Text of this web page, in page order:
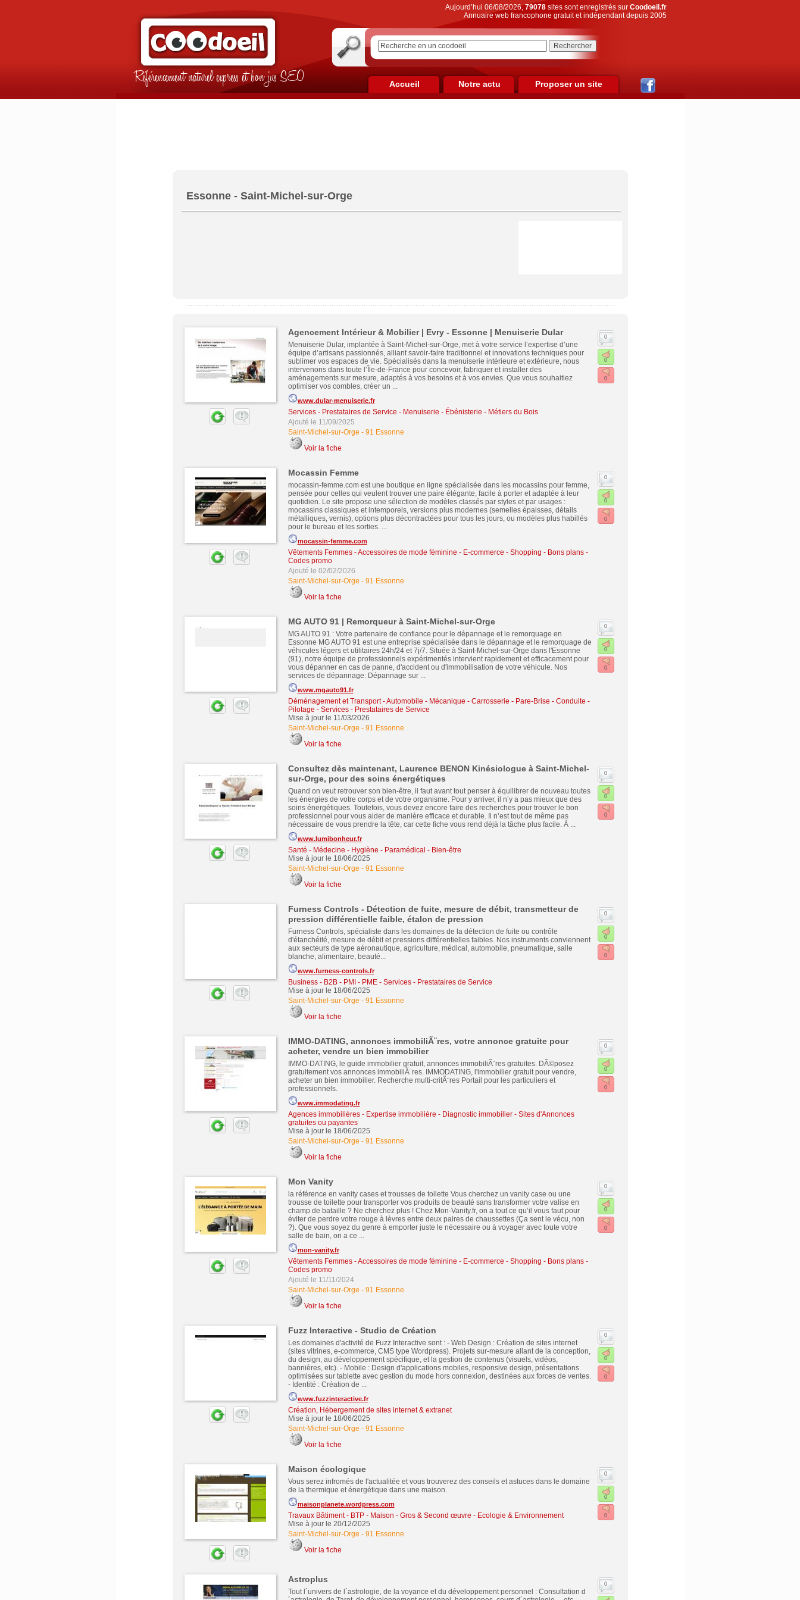
Référencement naturel express et bon jus SEO
Aujourd’hui 06/08/2026,79078sites sont enregistrés sur Coodoeil.fr
Annuaire web francophone gratuit et indépendant depuis 2005
Accueil Notre actu Proposer un site
Essonne - Saint-Michel-sur-Orge
Agencement Intérieur & Mobilier | Evry - Essonne | Menuiserie Dular
Menuiserie Dular, implantée à Saint-Michel-sur-Orge, met à votre service l’expertise d’une
équipe d’artisans passionnés, alliant savoir-faire traditionnel et innovations techniques pour
sublimer vos espaces de vie. Spécialisés dans la menuiserie intérieure et extérieure, nous
intervenons dans toute l’Île-de-France pour concevoir, fabriquer et installer des
aménagements sur mesure, adaptés à vos besoins et à vos envies. Que vous souhaitiez
optimiser vos combles, créer un ...
www.dular-menuiserie.fr
Services - Prestataires de Service - Menuiserie - Ébénisterie - Métiers du Bois
Ajouté le 11/09/2025
Saint-Michel-sur-Orge - 91 Essonne
Voir la fiche
0
0
0
Mocassin Femme
mocassin-femme.com est une boutique en ligne spécialisée dans les mocassins pour femme,
pensée pour celles qui veulent trouver une paire élégante, facile à porter et adaptée à leur
quotidien. Le site propose une sélection de modèles classés par styles et par usages :
mocassins classiques et intemporels, versions plus modernes (semelles épaisses, détails
métalliques, vernis), options plus décontractées pour tous les jours, ou modèles plus habillés
pour le bureau et les sorties. ...
mocassin-femme.com
Vêtements Femmes - Accessoires de mode féminine - E-commerce - Shopping - Bons plans -
Codes promo
Ajouté le 02/02/2026
Saint-Michel-sur-Orge - 91 Essonne
Voir la fiche
0
0
0
MG AUTO 91 | Remorqueur à Saint-Michel-sur-Orge
MG AUTO 91 : Votre partenaire de confiance pour le dépannage et le remorquage en
Essonne MG AUTO 91 est une entreprise spécialisée dans le dépannage et le remorquage de
véhicules légers et utilitaires 24h/24 et 7j/7. Située à Saint-Michel-sur-Orge dans l'Essonne
(91), notre équipe de professionnels expérimentés intervient rapidement et efficacement pour
vous dépanner en cas de panne, d'accident ou d'immobilisation de votre véhicule. Nos
services de dépannage: Dépannage sur ...
www.mgauto91.fr
Déménagement et Transport-Automobile - Mécanique - Carrosserie - Pare-Brise - Conduite -
Pilotage - Services - Prestataires de Service
Mise à jour le 11/03/2026
Saint-Michel-sur-Orge - 91 Essonne
Voir la fiche
0
0
0
Consultez dès maintenant, Laurence BENON Kinésiologue à Saint-Michel-
sur-Orge, pour des soins énergétiques
Quand on veut retrouver son bien-être, il faut avant tout penser à équilibrer de nouveau toutes
les énergies de votre corps et de votre organisme. Pour y arriver, il n’y a pas mieux que des
soins énergétiques. Toutefois, vous devez encore faire des recherches pour trouver le bon
professionnel pour vous aider de manière efficace et durable. Il n’est tout de même pas
nécessaire de vous prendre la tête, car cette fiche vous rend déjà la tâche plus facile. À ...
www.lumibonheur.fr
Santé - Médecine - Hygiène - Paramédical - Bien-être
Mise à jour le 18/06/2025
Saint-Michel-sur-Orge - 91 Essonne
Voir la fiche
0
0
0
Furness Controls - Détection de fuite, mesure de débit, transmetteur de
pression différentielle faible, étalon de pression
Furness Controls, spécialiste dans les domaines de la détection de fuite ou contrôle
d'étanchéité, mesure de débit et pressions différentielles faibles. Nos instruments conviennent
aux secteurs de type aéronautique, agriculture, médical, automobile, pneumatique, salle
blanche, alimentaire, beauté...
www.furness-controls.fr
Business - B2B - PMI - PME- Services - Prestataires de Service
Mise à jour le 18/06/2025
Saint-Michel-sur-Orge - 91 Essonne
Voir la fiche
0
0
0
IMMO-DATING, annonces immobiliÃ¨res, votre annonce gratuite pour
acheter, vendre un bien immobilier
IMMO-DATING, le guide immobilier gratuit, annonces immobiliÃ¨res gratuites. DÃ©posez
gratuitement vos annonces immobiliÃ¨res. IMMODATING, l'immobilier gratuit pour vendre,
acheter un bien immobilier. Recherche multi-critÃ¨res Portail pour les particuliers et
professionnels.
www.immodating.fr
Agences immobilières - Expertise immobilière - Diagnostic immobilier- Sites d'Annonces
gratuites ou payantes
Mise à jour le 18/06/2025
Saint-Michel-sur-Orge - 91 Essonne
Voir la fiche
0
0
0
Mon Vanity
la référence en vanity cases et trousses de toilette Vous cherchez un vanity case ou une
trousse de toilette pour transporter vos produits de beauté sans transformer votre valise en
champ de bataille ? Ne cherchez plus ! Chez Mon-Vanity.fr, on a tout ce qu’il vous faut pour
éviter de perdre votre rouge à lèvres entre deux paires de chaussettes (Ça sent le vécu, non
?). Que vous soyez du genre à emporter juste le nécessaire ou à voyager avec toute votre
salle de bain, on a ce ...
mon-vanity.fr
Vêtements Femmes - Accessoires de mode féminine - E-commerce - Shopping - Bons plans -
Codes promo
Ajouté le 11/11/2024
Saint-Michel-sur-Orge - 91 Essonne
Voir la fiche
0
0
0
Fuzz Interactive - Studio de Création
Les domaines d'activité de Fuzz Interactive sont : - Web Design : Création de sites internet
(sites vitrines, e-commerce, CMS type Wordpress). Projets sur-mesure allant de la conception,
du design, au développement spécifique, et la gestion de contenus (visuels, vidéos,
bannières, etc). - Mobile : Design d'applications mobiles, responsive design, présentations
optimisées sur tablette avec gestion du mode hors connexion, destinées aux forces de ventes.
- Identité : Création de ...
www.fuzzinteractive.fr
Création, Hébergement de sites internet & extranet
Mise à jour le 18/06/2025
Saint-Michel-sur-Orge - 91 Essonne
Voir la fiche
0
0
0
Maison écologique
Vous serez infromés de l'actualitée et vous trouverez des conseils et astuces dans le domaine
de la thermique et énergétique dans une maison.
maisonplanete.wordpress.com
Travaux Bâtiment - BTP - Maison - Gros & Second œuvre - Ecologie & Environnement
Mise à jour le 20/12/2025
Saint-Michel-sur-Orge - 91 Essonne
Voir la fiche
0
0
0
Astroplus
Tout l´univers de l´astrologie, de la voyance et du développement personnel : Consultation d
0